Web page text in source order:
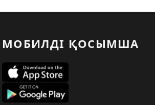
МОБИЛДІ ҚОСЫМША